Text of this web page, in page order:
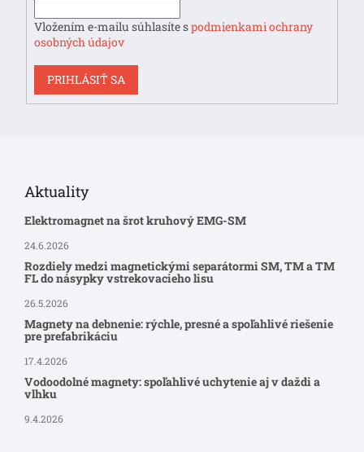
Vložením e-mailu súhlasíte spodmienkami ochrany
osobných údajov
PRIHLÁSIŤ SA
Aktuality
Elektromagnet na šrot kruhový EMG-SM
24.6.2026
Rozdiely medzi magnetickými separátormi SM, TM a TM
FL do násypky vstrekovacieho lisu
26.5.2026
Magnety na debnenie: rýchle, presné a spoľahlivé riešenie
pre prefabrikáciu
17.4.2026
Vodoodolné magnety: spoľahlivé uchytenie aj v daždi a
vlhku
9.4.2026